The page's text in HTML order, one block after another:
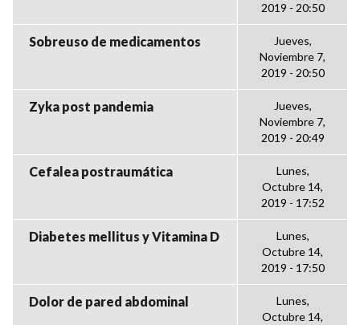
2019 - 20:50
Sobreuso de medicamentos
Jueves,
Noviembre 7,
2019 - 20:50
Zyka post pandemia
Jueves,
Noviembre 7,
2019 - 20:49
Cefalea postraumática
Lunes,
Octubre 14,
2019 - 17:52
Diabetes mellitus y Vitamina D
Lunes,
Octubre 14,
2019 - 17:50
Dolor de pared abdominal
Lunes,
Octubre 14,